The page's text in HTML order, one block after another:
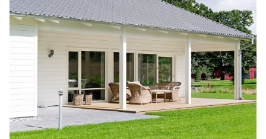
1½-plan
Sluttningshus
Övrigt